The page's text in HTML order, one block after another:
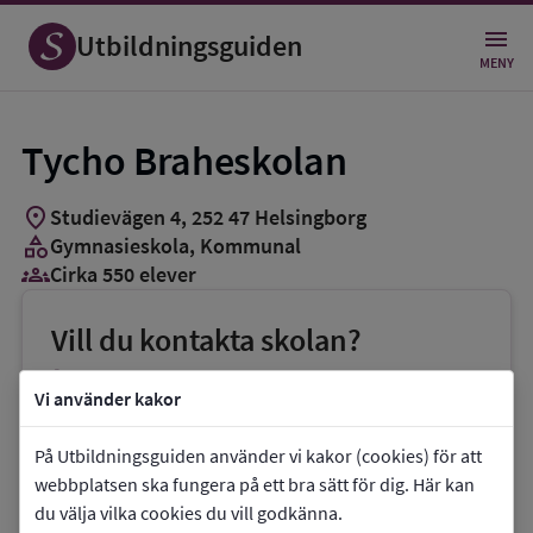
Vi använder kakor
På Utbildningsguiden använder vi kakor (cookies) för att
webbplatsen ska fungera på ett bra sätt för dig. Här kan
du välja vilka cookies du vill godkänna.
Utbildningsguiden MENY
Tycho Braheskolan
location_on Studievägen 4, 25247 Helsingborg
categoryGymnasieskola, Kommunal
groups_3Cirka 550 elever
Vill du kontakta skolan?
phoneTelefon:042-105738
mailE-post:
info.tychobraheskolan@helsingborg.se
link Webbplats: Tycho Braheskolan